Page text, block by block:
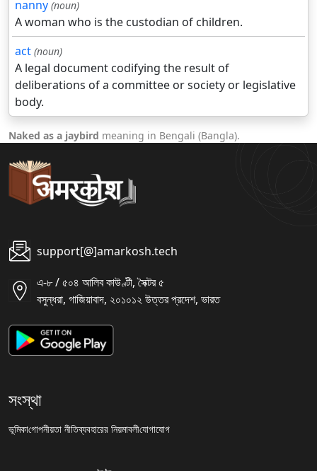
nanny (noun)
A woman who is the custodian of children.
act (noun)
A legal document codifying the result of
deliberations of a committee or society or legislative
body.
Naked as a jaybird meaning in Bengali (Bangla).
support[@]amarkosh.tech
এ-৮ / ৫০৪ আলিব কাউণ্টী, সৈক্টর ৫
বসুন্ধরা, গাজিয়াবাদ, ২০১০১২ উত্তর প্রদেশ, ভারত
সংস্থা
ভূমিকাগোপনীয়তা নীতিব্যবহারের নিয়মাবলীযোগাযোগ